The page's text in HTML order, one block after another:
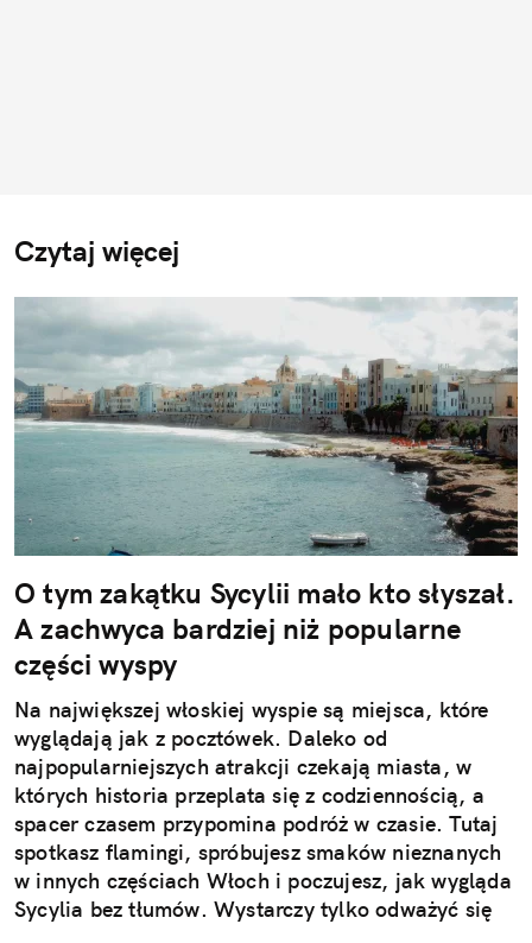
Czytaj więcej
O tym zakątku Sycylii mało kto słyszał.
A zachwyca bardziej niż popularne
części wyspy
Na największej włoskiej wyspie są miejsca, które
wyglądają jak z pocztówek. Daleko od
najpopularniejszych atrakcji czekają miasta, w
których historia przeplata się z codziennością, a
spacer czasem przypomina podróż w czasie. Tutaj
spotkasz flamingi, spróbujesz smaków nieznanych
w innych częściach Włoch i poczujesz, jak wygląda
Sycylia bez tłumów. Wystarczy tylko odważyć się